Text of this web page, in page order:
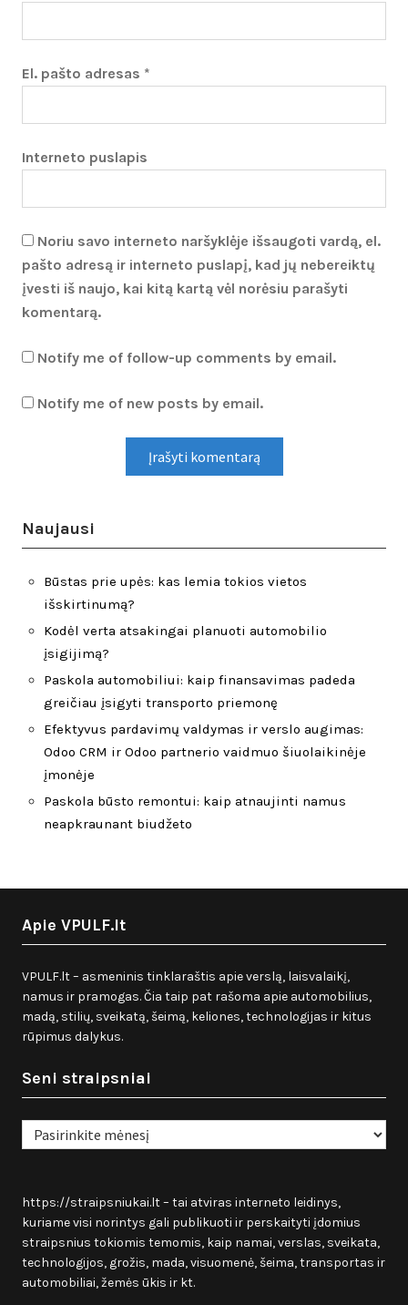
El. pašto adresas *
Interneto puslapis
Noriu savo interneto naršyklėje išsaugoti vardą, el.
pašto adresą ir interneto puslapį, kad jų nebereiktų
įvesti iš naujo, kai kitą kartą vėl norėsiu parašyti
komentarą.
Notify me of follow-up comments by email.
Notify me of new posts by email.
Naujausi
Būstas prie upės: kas lemia tokios vietos
išskirtinumą?
Kodėl verta atsakingai planuoti automobilio
įsigijimą?
Paskola automobiliui: kaip finansavimas padeda
greičiau įsigyti transporto priemonę
Efektyvus pardavimų valdymas ir verslo augimas:
Odoo CRM ir Odoo partnerio vaidmuo šiuolaikinėje
įmonėje
Paskola būsto remontui: kaip atnaujinti namus
neapkraunant biudžeto
Apie VPULF.lt
VPULF.lt – asmeninis tinklaraštis apie verslą, laisvalaikį,
namus ir pramogas. Čia taip pat rašoma apie automobilius,
madą, stilių, sveikatą, šeimą, keliones, technologijas ir kitus
rūpimus dalykus.
Seni straipsniai
Seni
straipsniai
https://straipsniukai.lt– tai atviras interneto leidinys,
kuriame visi norintys gali publikuoti ir perskaityti įdomius
straipsnius tokiomis temomis, kaip namai, verslas, sveikata,
technologijos, grožis, mada, visuomenė, šeima, transportas ir
automobiliai, žemės ūkis ir kt.